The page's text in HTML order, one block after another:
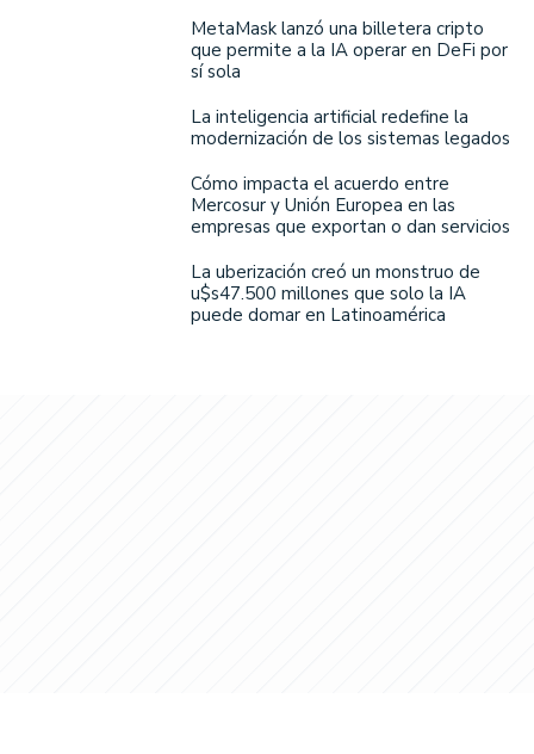
MetaMask lanzó una billetera cripto
que permite a la IA operar en DeFi por
sí sola
La inteligencia artificial redefine la
modernización de los sistemas legados
Cómo impacta el acuerdo entre
Mercosur y Unión Europea en las
empresas que exportan o dan servicios
La uberización creó un monstruo de
u$s47.500 millones que solo la IA
puede domar en Latinoamérica